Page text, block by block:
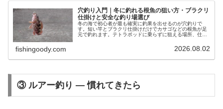
穴釣り入門｜冬に釣れる根魚の狙い方・ブラクリ
仕掛けと安全な釣り場選び
冬の海で初心者が最も確実に釣果を出せるのが穴釣りで
す。短い竿とブラクリ仕掛けだけでカサゴなどの根魚が足
元で釣れます。テトラポッドに乗らずに狙える場所、仕掛
fishingoody.com 2026.08.02
③ ルアー釣り — 慣れてきたら